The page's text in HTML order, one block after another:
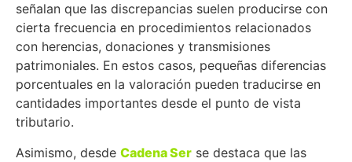
señalan que las discrepancias suelen producirse con
cierta frecuencia en procedimientos relacionados
con herencias, donaciones y transmisiones
patrimoniales. En estos casos, pequeñas diferencias
porcentuales en la valoración pueden traducirse en
cantidades importantes desde el punto de vista
tributario.
Asimismo, desde Cadena Ser se destaca que las